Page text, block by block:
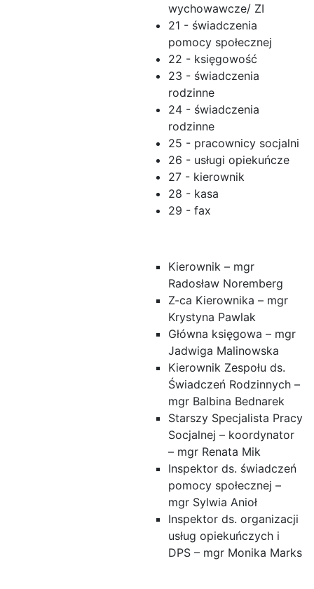
wychowawcze/ ZI
21 - świadczenia
pomocy społecznej
22 - księgowość
23 - świadczenia
rodzinne
24 - świadczenia
rodzinne
25 - pracownicy socjalni
26 - usługi opiekuńcze
27 - kierownik
28 - kasa
29 - fax
Kierownik – mgr
Radosław Noremberg
Z-ca Kierownika – mgr
Krystyna Pawlak
Główna księgowa – mgr
Jadwiga Malinowska
Kierownik Zespołu ds.
Świadczeń Rodzinnych –
mgr Balbina Bednarek
Starszy Specjalista Pracy
Socjalnej – koordynator
– mgr Renata Mik
Inspektor ds. świadczeń
pomocy społecznej –
mgr Sylwia Anioł
Inspektor ds. organizacji
usług opiekuńczych i
DPS – mgr Monika Marks